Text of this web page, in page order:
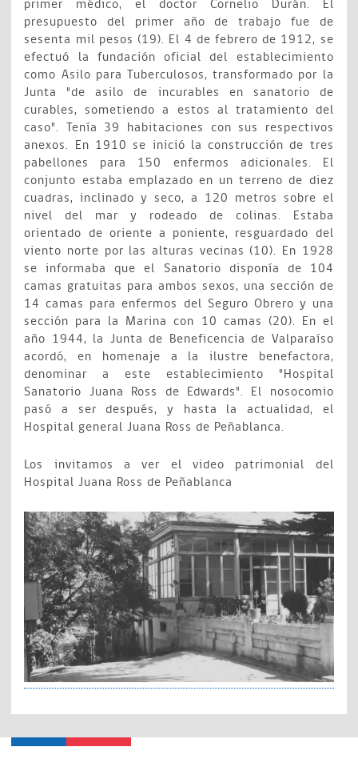
primer médico, el doctor Cornelio Durán. El
presupuesto del primer año de trabajo fue de
sesenta mil pesos (19). El 4 de febrero de 1912, se
efectuó la fundación oficial del establecimiento
como Asilo para Tuberculosos, transformado por la
Junta "de asilo de incurables en sanatorio de
curables, sometiendo a estos al tratamiento del
caso". Tenía 39 habitaciones con sus respectivos
anexos. En 1910 se inició la construcción de tres
pabellones para 150 enfermos adicionales. El
conjunto estaba emplazado en un terreno de diez
cuadras, inclinado y seco, a 120 metros sobre el
nivel del mar y rodeado de colinas. Estaba
orientado de oriente a poniente, resguardado del
viento norte por las alturas vecinas (10). En 1928
se informaba que el Sanatorio disponía de 104
camas gratuitas para ambos sexos, una sección de
14 camas para enfermos del Seguro Obrero y una
sección para la Marina con 10 camas (20). En el
año 1944, la Junta de Beneficencia de Valparaíso
acordó, en homenaje a la ilustre benefactora,
denominar a este establecimiento "Hospital
Sanatorio Juana Ross de Edwards". El nosocomio
pasó a ser después, y hasta la actualidad, el
Hospital general Juana Ross de Peñablanca.
Los invitamos a ver el video patrimonial del
Hospital Juana Ross de Peñablanca